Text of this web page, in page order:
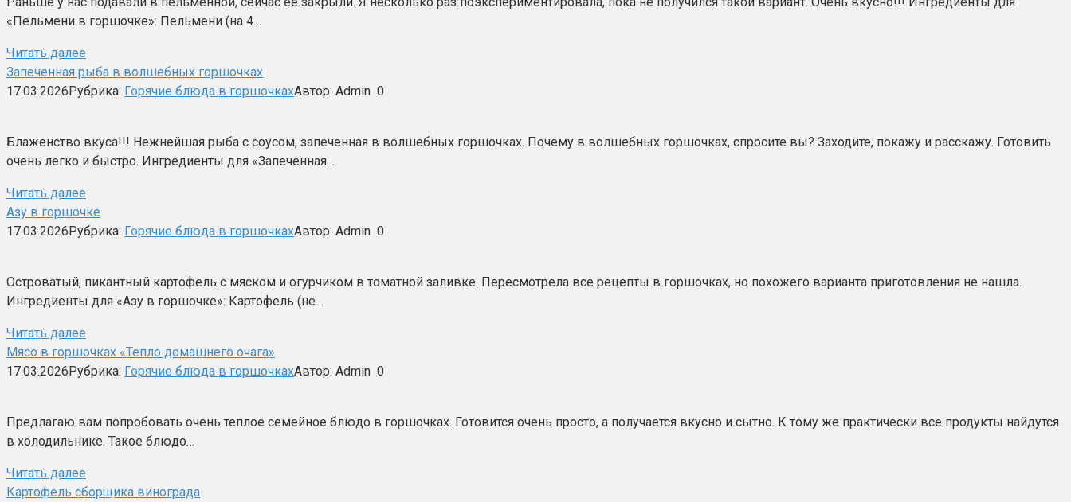
«Пельмени в горшочке»: Пельмени (на 4…
Читать далее
Запеченная рыба в волшебных горшочках
17.03.2026Рубрика: Горячие блюда в горшочкахАвтор: Admin 0
Блаженство вкуса!!! Нежнейшая рыба с соусом, запеченная в волшебных горшочках. Почему в волшебных горшочках, спросите вы? Заходите, покажу и расскажу. Готовить
очень легко и быстро. Ингредиенты для «Запеченная…
Читать далее
Азу в горшочке
17.03.2026Рубрика: Горячие блюда в горшочкахАвтор: Admin 0
Островатый, пикантный картофель с мяском и огурчиком в томатной заливке. Пересмотрела все рецепты в горшочках, но похожего варианта приготовления не нашла.
Ингредиенты для «Азу в горшочке»: Картофель (не…
Читать далее
Мясо в горшочках «Тепло домашнего очага»
17.03.2026Рубрика: Горячие блюда в горшочкахАвтор: Admin 0
Предлагаю вам попробовать очень теплое семейное блюдо в горшочках. Готовится очень просто, а получается вкусно и сытно. К тому же практически все продукты найдутся
в холодильнике. Такое блюдо…
Читать далее
Картофель сборщика винограда